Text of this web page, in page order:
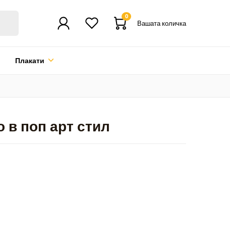
0
Вашата количка
Плакати
в поп арт стил